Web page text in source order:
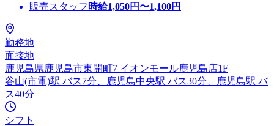
販売スタッフ 時給1,050円〜1,100円
勤務地
面接地
鹿児島県鹿児島市東開町7 イオンモール鹿児島店1F
谷山(市電)駅 バス7分、鹿児島中央駅 バス30分、鹿児島駅 バ
ス40分
シフト